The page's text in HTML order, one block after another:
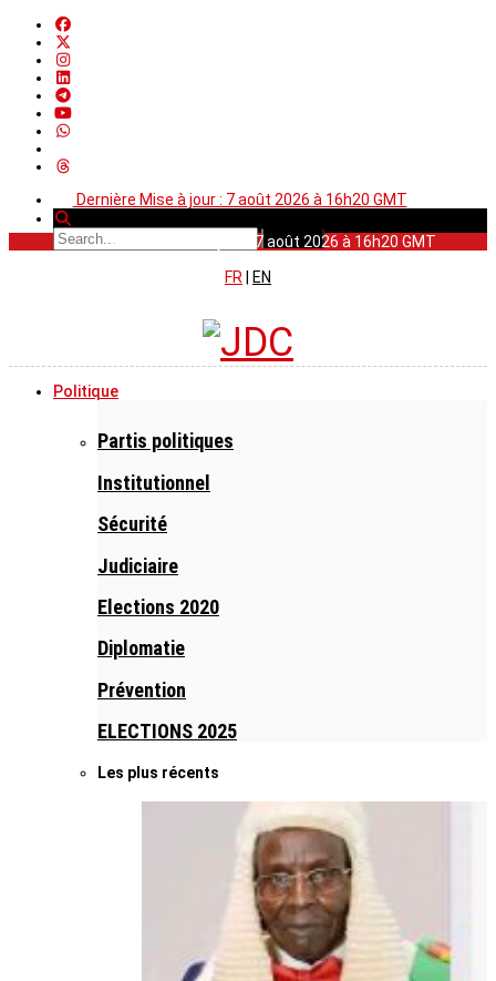
Dernière Mise à jour : 7 août 2026 à 16h20 GMT
Dernière Mise à jour : 7 août 2026 à 16h20 GMT
FR
EN
Politique
Partis politiques
Institutionnel
Sécurité
Judiciaire
Elections 2020
Diplomatie
Prévention
ELECTIONS 2025
Les plus récents